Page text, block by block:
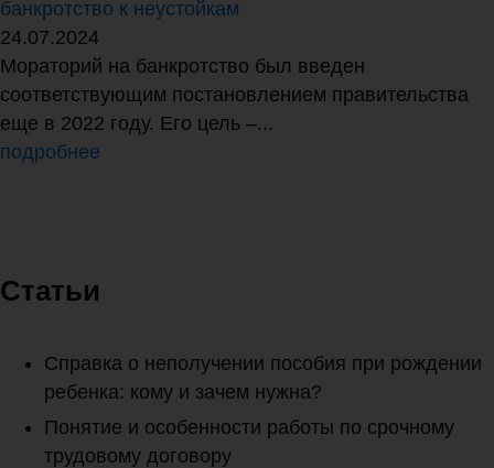
банкротство к неустойкам
24.07.2024
Мораторий на банкротство был введен
соответствующим постановлением правительства
еще в 2022 году. Его цель –...
подробнее
Статьи
Справка о неполучении пособия при рождении
ребенка: кому и зачем нужна?
Понятие и особенности работы по срочному
трудовому договору